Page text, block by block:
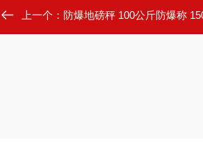
上一个： 防爆地磅秤 100公斤防爆称 150公